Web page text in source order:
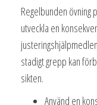
Regelbunden övning
utveckla en
stadigt grepp kan
sikten.
Använd en